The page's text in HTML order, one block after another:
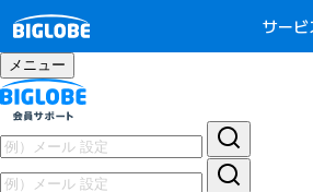
サービ
メニュー